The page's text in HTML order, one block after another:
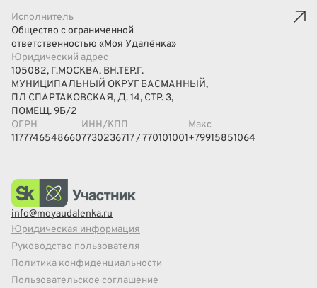
Исполнитель
Общество с ограниченной
ответственностью «Моя Удалёнка»
Юридический адрес
105082, Г.МОСКВА, ВН.ТЕР.Г.
МУНИЦИПАЛЬНЫЙ ОКРУГ БАСМАННЫЙ,
ПЛ СПАРТАКОВСКАЯ, Д. 14, СТР. 3,
ПОМЕЩ. 9Б/2
ОГРН
1177746548660
ИНН/КПП
7730236717 / 770101001
Макс
+79915851064
info@moyaudalenka.ru
Юридическая информация
Руководство пользователя
Политика конфиденциальности
Пользовательское соглашение